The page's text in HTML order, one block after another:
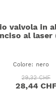
valvola in
al laser
Colore: nero
29,32 CHF
28,44